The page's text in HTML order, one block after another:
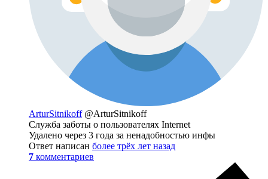
ArturSitnikoff @ArturSitnikoff
Служба заботы о пользователях Internet
Удалено через 3 года за ненадобностью инфы
Ответ написан более трёх лет назад
7 комментариев